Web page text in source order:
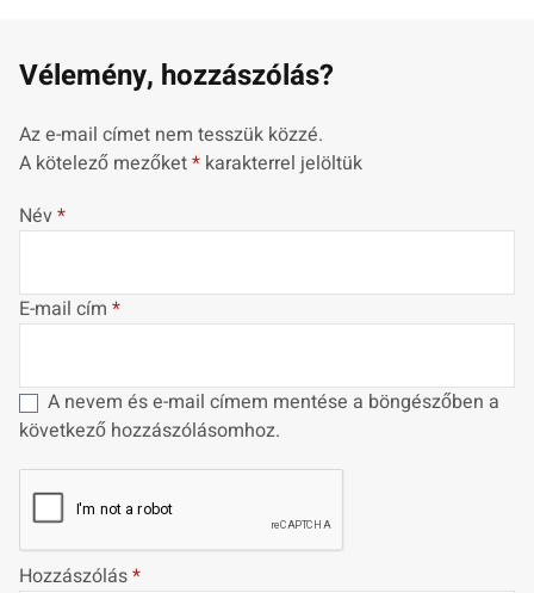
Vélemény, hozzászólás?
Az e-mail címet nem tesszük közzé.
A kötelező mezőket* karakterrel jelöltük
Név*
E-mail cím *
A nevem és e-mail címem mentése a böngészőben a
következő hozzászólásomhoz.
Hozzászólás*